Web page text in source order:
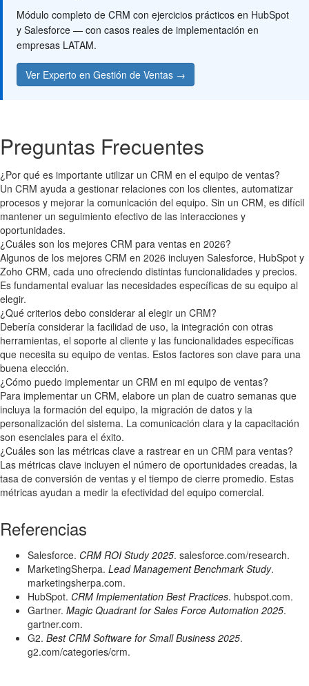
Módulo completo de CRM con ejercicios prácticos en HubSpot
y Salesforce — con casos reales de implementación en
empresas LATAM.
Ver Experto en Gestión de Ventas →
Preguntas Frecuentes
¿Por qué es importante utilizar un CRM en el equipo de ventas?
Un CRM ayuda a gestionar relaciones con los clientes, automatizar
procesos y mejorar la comunicación del equipo. Sin un CRM, es difícil
mantener un seguimiento efectivo de las interacciones y
oportunidades.
¿Cuáles son los mejores CRM para ventas en 2026?
Algunos de los mejores CRM en 2026 incluyen Salesforce, HubSpot y
Zoho CRM, cada uno ofreciendo distintas funcionalidades y precios.
Es fundamental evaluar las necesidades específicas de su equipo al
elegir.
¿Qué criterios debo considerar al elegir un CRM?
Debería considerar la facilidad de uso, la integración con otras
herramientas, el soporte al cliente y las funcionalidades específicas
que necesita su equipo de ventas. Estos factores son clave para una
buena elección.
¿Cómo puedo implementar un CRM en mi equipo de ventas?
Para implementar un CRM, elabore un plan de cuatro semanas que
incluya la formación del equipo, la migración de datos y la
personalización del sistema. La comunicación clara y la capacitación
son esenciales para el éxito.
¿Cuáles son las métricas clave a rastrear en un CRM para ventas?
Las métricas clave incluyen el número de oportunidades creadas, la
tasa de conversión de ventas y el tiempo de cierre promedio. Estas
métricas ayudan a medir la efectividad del equipo comercial.
Referencias
Salesforce. CRM ROI Study 2025. salesforce.com/research.
MarketingSherpa. Lead Management Benchmark Study.
marketingsherpa.com.
HubSpot. CRM Implementation Best Practices. hubspot.com.
Gartner. Magic Quadrant for Sales Force Automation 2025.
gartner.com.
G2. Best CRM Software for Small Business 2025.
g2.com/categories/crm.